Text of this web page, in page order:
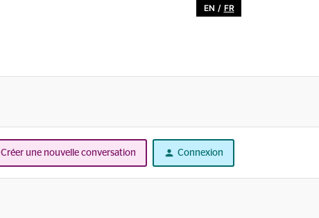
EN / FR
Créer une nouvelle conversation Connexion